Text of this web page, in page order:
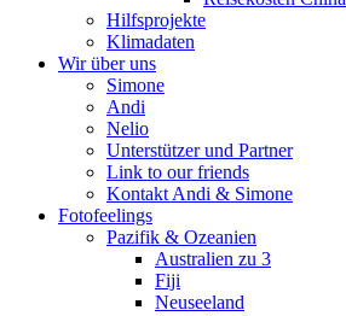
Hilfsprojekte
Klimadaten
Wir über uns
Simone
Andi
Nelio
Unterstützer und Partner
Link to our friends
Kontakt Andi & Simone
Fotofeelings
Pazifik & Ozeanien
Australien zu 3
Fiji
Neuseeland